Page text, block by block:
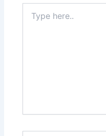
here..